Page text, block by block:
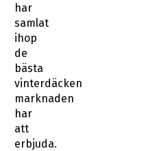
har
samlat
ihop
de
bästa
vinterdäcken
marknaden
har
att
erbjuda.